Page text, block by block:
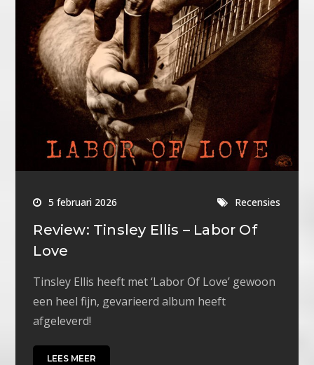
5 februari 2026 Recensies
Review: Tinsley Ellis – Labor Of
Love
Tinsley Ellis heeft met ‘Labor Of Love’ gewoon
een heel fijn, gevarieerd album heeft
afgeleverd!
LEES MEER